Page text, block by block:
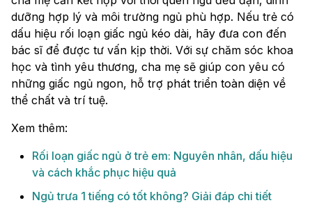
dưỡng hợp lý và môi trường ngủ phù hợp. Nếu trẻ có
dấu hiệu rối loạn giấc ngủ kéo dài, hãy đưa con đến
bác sĩ để được tư vấn kịp thời. Với sự chăm sóc khoa
học và tình yêu thương, cha mẹ sẽ giúp con yêu có
những giấc ngủ ngon, hỗ trợ phát triển toàn diện về
thể chất và trí tuệ.
Xem thêm:
Rối loạn giấc ngủ ở trẻ em: Nguyên nhân, dấu hiệu
và cách khắc phục hiệu quả
Ngủ trưa 1 tiếng có tốt không? Giải đáp chi tiết